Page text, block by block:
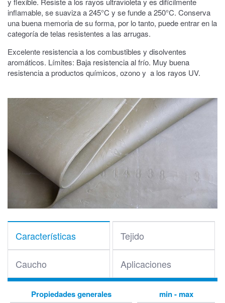
inflamable, se suaviza a 245°C y se funde a 250°C. Conserva
una buena memoria de su forma, por lo tanto, puede entrar en la
categoría de telas resistentes a las arrugas.
Excelente resistencia a los combustibles y disolventes
aromáticos. Límites: Baja resistencia al frío. Muy buena
resistencia a productos químicos, ozono y a los rayos UV.
Características Tejido
Caucho Aplicaciones
Propiedades generales min - max